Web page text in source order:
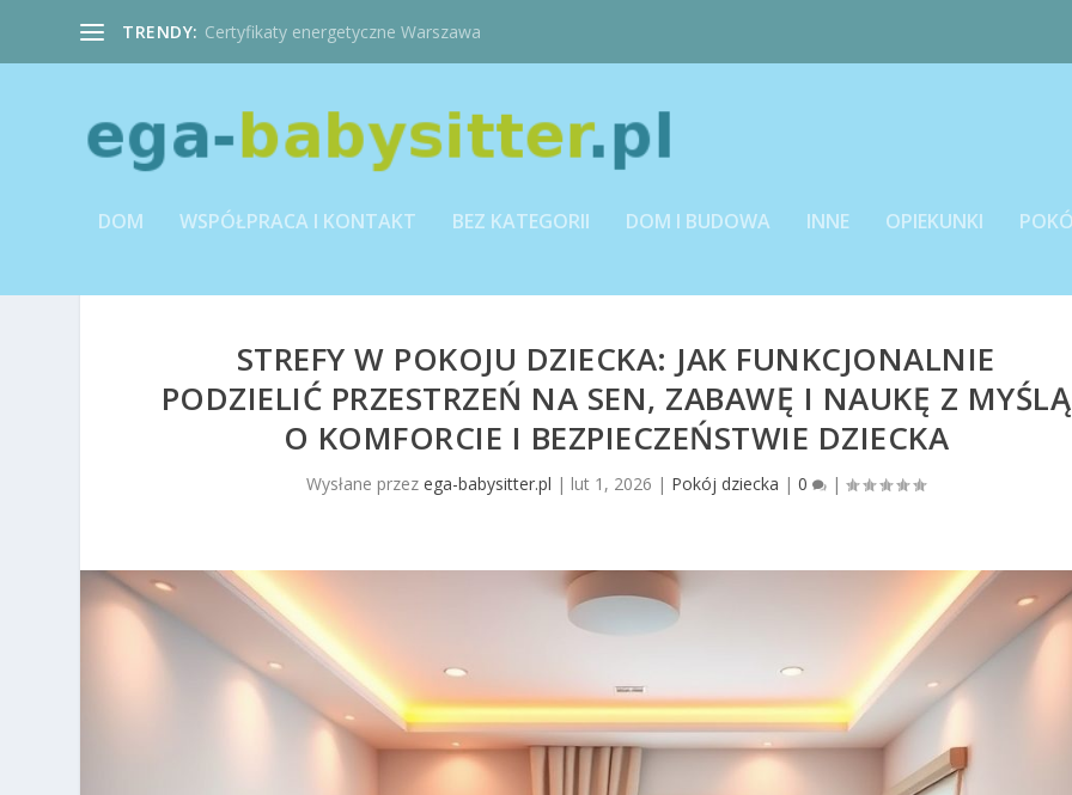
TRENDY: Certyfikaty energetyczne Warszawa
DOM WSPÓŁPRACA I KONTAKT BEZ KATEGORII DOM I BUDOWA INNE OPIEKUNKI
STREFY W POKOJU DZIECKA: JAK FUNKCJONALNIE
PODZIELIĆ PRZESTRZEŃ NA SEN, ZABAWĘ I NAUKĘ Z MYŚLĄ
O KOMFORCIE I BEZPIECZEŃSTWIE DZIECKA
Wysłane przezega-babysitter.pl | lut 1, 2026 | Pokój dziecka |0 |